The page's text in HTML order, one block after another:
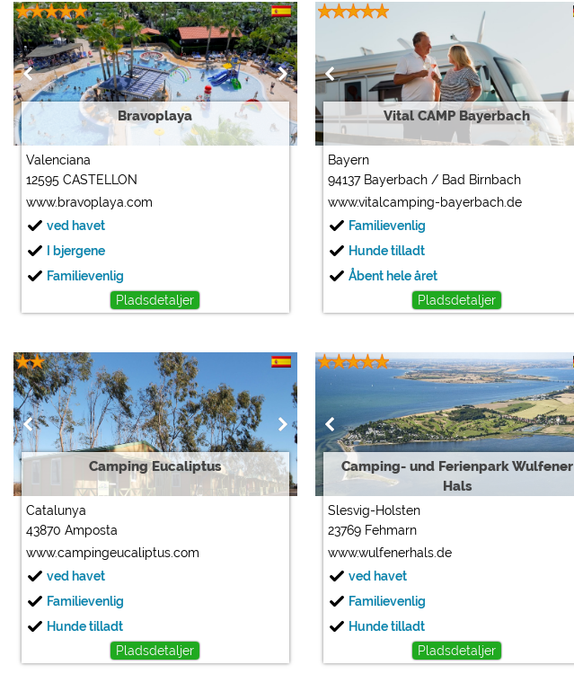
Bravoplaya
Valenciana
12595 CASTELLON
www.bravoplaya.com
ved havet
I bjergene
Familievenlig
Pladsdetaljer
Vital CAMP Bayerbach
Bayern
94137 Bayerbach / Bad Birnbach
www.vitalcamping-bayerbach.de
Familievenlig
Hunde tilladt
Åbent hele året
Pladsdetaljer
Camping Eucaliptus
Catalunya
43870 Amposta
www.campingeucaliptus.com
ved havet
Familievenlig
Hunde tilladt
Pladsdetaljer
Camping- und Ferienpark Wulfener
Hals
Slesvig-Holsten
23769 Fehmarn
www.wulfenerhals.de
ved havet
Familievenlig
Hunde tilladt
Pladsdetaljer